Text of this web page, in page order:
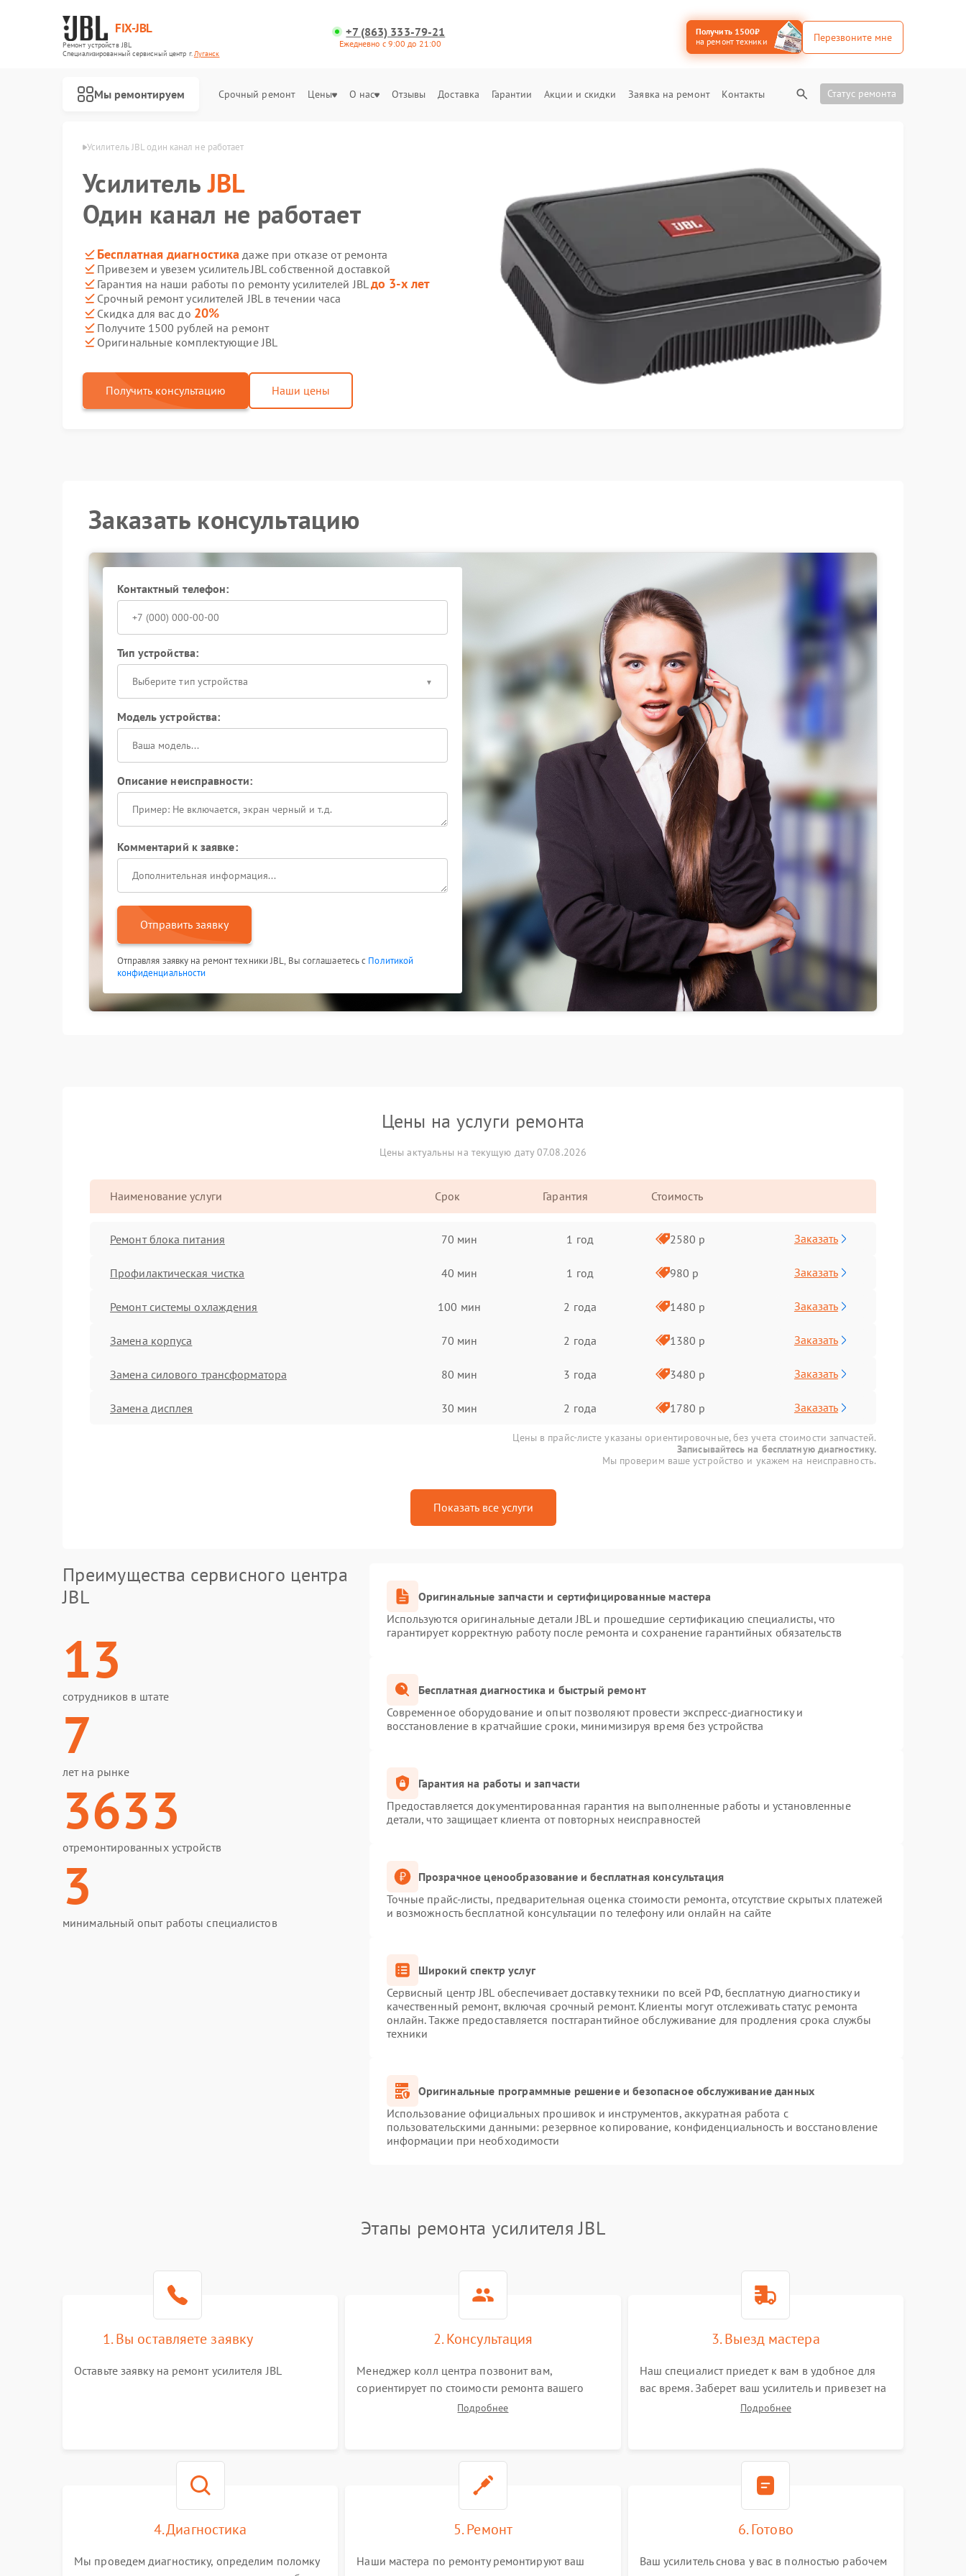
FIX-JBL
Ремонт устройств JBL
Специализированный cервисный центр г.Луганск
+7 (863) 333-79-21
Ежедневно с 9:00 до 21:00
Получить 1500₽
на ремонт техники
Перезвоните мне
Мы ремонтируем Срочный ремонт Цены О нас Отзывы Доставка Гарантии Акции и скидки Заявка на ремонт Контакты Статус ремонта
Усилитель JBL один канал не работает
УсилительJBL
Один канал не работает
Бесплатная диагностика даже при отказе от ремонта
Привезем и увезем усилитель JBL собственной доставкой
Гарантия на наши работы по ремонту усилителей JBLдо 3-х лет
Срочный ремонт усилителей JBL в течении часа
Скидка для вас до 20%
Получите 1500 рублей на ремонт
Оригинальные комплектующие JBL
Получить консультацию Наши цены
Заказать консультацию
Контактный телефон:
Тип устройства:
Выберите тип устройства
Модель устройства:
Описание неисправности:
Комментарий к заявке:
Отправить заявку
Отправляя заявку на ремонт техники JBL, Вы соглашаетесь с Политикой
конфиденциальности
Цены на услуги ремонта
Цены актуальны на текущую дату 07.08.2026
Наименование услуги Срок Гарантия Стоимость
Ремонт блока питания 70 мин 1 год 2580 р Заказать
Профилактическая чистка 40 мин 1 год 980 р Заказать
Ремонт системы охлаждения 100 мин 2 года 1480 р Заказать
Замена корпуса 70 мин 2 года 1380 р Заказать
Замена силового трансформатора 80 мин 3 года 3480 р Заказать
Замена дисплея 30 мин 2 года 1780 р Заказать
Цены в прайс-листе указаны ориентировочные, без учета стоимости запчастей.
Записывайтесь на бесплатную диагностику.
Мы проверим ваше устройство и укажем на неисправность.
Показать все услуги
Преимущества сервисного центра
JBL
13
сотрудников в штате
7
лет на рынке
3633
отремонтированных устройств
3
минимальный опыт работы специалистов
Оригинальные запчасти и сертифицированные мастера
Используются оригинальные детали JBL и прошедшие сертификацию специалисты, что
гарантирует корректную работу после ремонта и сохранение гарантийных обязательств
Бесплатная диагностика и быстрый ремонт
Современное оборудование и опыт позволяют провести экспресс-диагностику и
восстановление в кратчайшие сроки, минимизируя время без устройства
Гарантия на работы и запчасти
Предоставляется документированная гарантия на выполненные работы и установленные
детали, что защищает клиента от повторных неисправностей
Прозрачное ценообразование и бесплатная консультация
Точные прайс-листы, предварительная оценка стоимости ремонта, отсутствие скрытых платежей
и возможность бесплатной консультации по телефону или онлайн на сайте
Широкий спектр услуг
Сервисный центр JBL обеспечивает доставку техники по всей РФ, бесплатную диагностику и
качественный ремонт, включая срочный ремонт. Клиенты могут отслеживать статус ремонта
онлайн. Также предоставляется постгарантийное обслуживание для продления срока службы
техники
Оригинальные программные решение и безопасное обслуживание данных
Использование официальных прошивок и инструментов, аккуратная работа с
пользовательскими данными: резервное копирование, конфиденциальность и восстановление
информации при необходимости
Этапы ремонта усилителя JBL
1. Вы оставляете заявку
Оставьте заявку на ремонт усилителя JBL
2. Консультация
Менеджер колл центра позвонит вам,
сориентирует по стоимости ремонта вашего
усилителя а также ответит на все ваши вопросы.
Подробнее
3. Выезд мастера
Наш специалист приедет к вам в удобное для
вас время. Заберет ваш усилитель и привезет на
склад для диагностики.Подробнее
4. Диагностика
Мы проведем диагностику, определим поломку
5. Ремонт
Наши мастера по ремонту ремонтируют ваш
6. Готово
Ваш усилитель снова у вас в полностью рабочем